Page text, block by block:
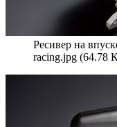
Ресивер на
racing.jpg (64.78